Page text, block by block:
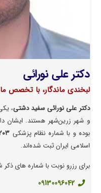
دکتر علی نورائی
لبخندی ماندگار، با تخصص
دکتر علی نورائی سفید دشتی،
و شهر زرین‌شهر هستند. ایشان
بوده و با شماره نظام پزشکی
اسلامی ایران ثبت شده‌اند.
برای رزرو نوبت با شماره های ذکر
09130096042